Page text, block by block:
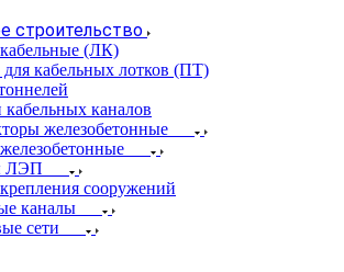
строительство
(ЛК)
кабельных лотков (ПТ)
кабельных каналов
железобетонные
ЛЭП
сооружений
каналы
сети